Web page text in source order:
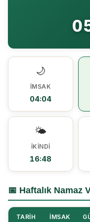
16:48 |
🌙
İMSAK
04:04
🌤️
İKINDI
16:48
📅 Haftalık Namaz
TARIH İMSAK